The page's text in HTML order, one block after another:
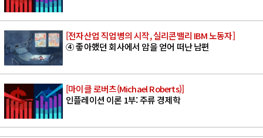
[전자산업 직업병의 시작, 실리콘밸리 IBM 노동자]
④ 좋아했던 회사에서 암을 얻어 떠난 남편
[마이클 로버츠(Michael Roberts)]
인플레이션 이론 1부: 주류 경제학